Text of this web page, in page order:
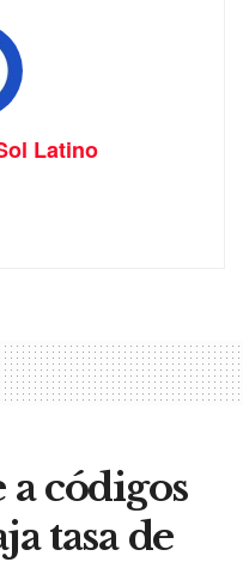
Latino
códigos
tasa de